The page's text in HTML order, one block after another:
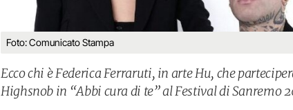
Foto: Comunicato Stampa
Ecco chi è Federica Ferraruti, in arte Hu, che
Highsnob in “Abbi cura di te” al Festival di Sanremo